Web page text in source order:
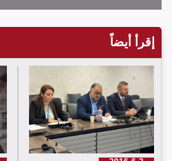
لجنة دعم الصحفيين تدين قرار توقيف
إقرأ أيضاً